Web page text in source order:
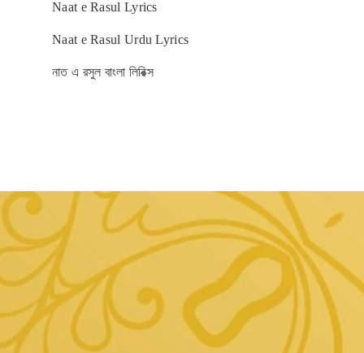
Naat e Rasul Lyrics
Naat e Rasul Urdu Lyrics
নাত এ রসুল বাংলা লিরিক্স